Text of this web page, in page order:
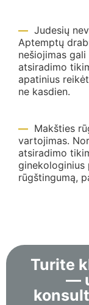
Judesių
Aptemptų
nešiojimas
atsiradimo
apatinius
ne kasdien.
Makšties
vartojimas.
atsiradimo
ginekologinius
rūgštingumą,
Turite
—